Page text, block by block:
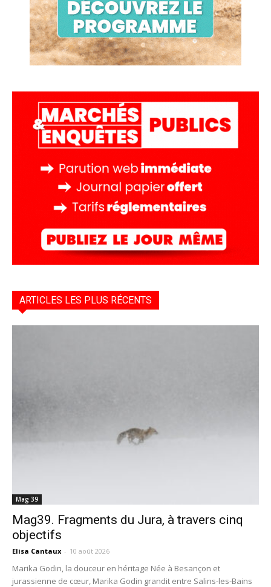
ARTICLES LES PLUS RÉCENTS
Mag 39
Mag39. Fragments du Jura, à travers cinq
objectifs
Elisa Cantaux - 10 août 2026
Marika Godin, la douceur en héritage Née à Besançon et
jurassienne de cœur, Marika Godin grandit entre Salins-les-Bains